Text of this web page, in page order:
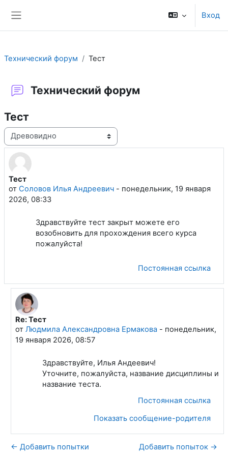
Вход
Технический форум Тест
Технический форум
Тест
Режим отображения
Тест
от Соловов Илья Андреевич - понедельник, 19 января
2026, 08:33
Количество ответов: 1
Здравствуйте тест закрыт можете его
возобновить для прохождения всего курса
пожалуйста!
Постоянная ссылка
В ответ на Соловов Илья Андреевич
Re: Тест
от Людмила Александровна Ермакова- понедельник,
19 января 2026, 08:57
Здравствуйте, Илья Андеевич!
Уточните, пожалуйста, название дисциплины и
название теста.
Постоянная ссылка
Показать сообщение-родителя
← Добавить попытки Добавить попыток →